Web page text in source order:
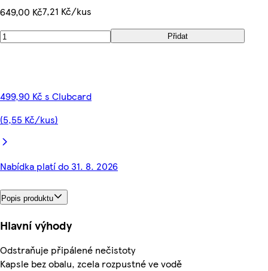
649,00 Kč7,21 Kč/kus
Přidat
499,90 Kč s Clubcard
(5,55 Kč/kus)
Nabídka platí do 31. 8. 2026
Popis produktu
Hlavní výhody
Odstraňuje připálené nečistoty
Kapsle bez obalu, zcela rozpustné ve vodě